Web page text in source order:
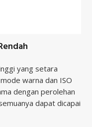
yang setara
warna dan ISO
dengan perolehan
dapat dicapai